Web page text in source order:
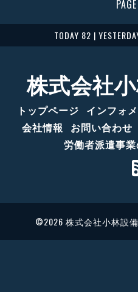
TODAY 82 |
株式会社
トップページ インフォ
会社情報
お問い合わせ
労働者派遣事
©2026 株式会社小林設